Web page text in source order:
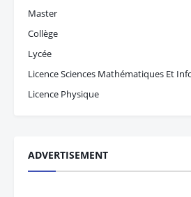
Master
Collège
Lycée
Licence Sciences Mathématiques Et
Licence Physique
ADVERTISEMENT